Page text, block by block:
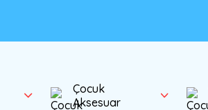
Çocuk
Aksesuar